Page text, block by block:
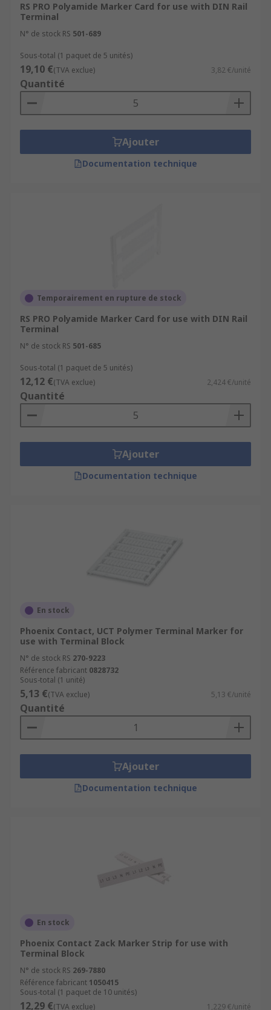
RS PRO Polyamide Marker Card for use with DIN Rail
Terminal
N° de stock RS 501-689
Sous-total (1 paquet de 5 unités)
19,10 €(TVA exclue) 3,82 €/unité
Quantité
Ajouter
Documentation technique
Temporairement en rupture de stock
RS PRO Polyamide Marker Card for use with DIN Rail
Terminal
N° de stock RS 501-685
Sous-total (1 paquet de 5 unités)
12,12 €(TVA exclue) 2,424 €/unité
Quantité
Ajouter
Documentation technique
En stock
Phoenix Contact, UCT Polymer Terminal Marker for
use with Terminal Block
N° de stock RS 270-9223
Référence fabricant 0828732
Sous-total (1 unité)
5,13 €(TVA exclue) 5,13 €/unité
Quantité
Ajouter
Documentation technique
En stock
Phoenix Contact Zack Marker Strip for use with
Terminal Block
N° de stock RS 269-7880
Référence fabricant 1050415
Sous-total (1 paquet de 10 unités)
12,29 €(TVA exclue) 1,229 €/unité